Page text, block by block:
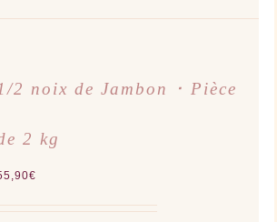
2 noix de Jambon ･ Pièce
2 kg
€